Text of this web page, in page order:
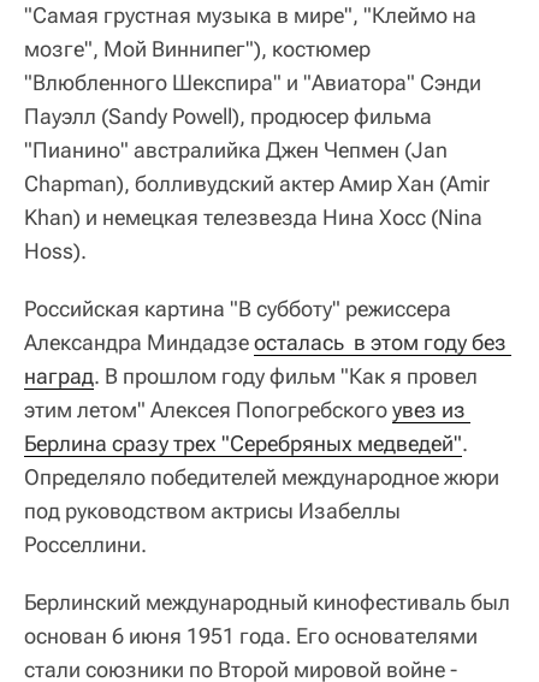
"Самая грустная музыка в мире", "Клеймо на
мозге", Мой Виннипег"), костюмер
"Влюбленного Шекспира" и "Авиатора" Сэнди
Пауэлл (Sandy Powell), продюсер фильма
"Пианино" австралийка Джен Чепмен (Jan
Chapman), болливудский актер Амир Хан (Amir
Khan) и немецкая телезвезда Нина Хосс (Nina
Hoss).
Российская картина "В субботу" режиссера
Александра Миндадзеосталась  в этом году без
наград. В прошлом году фильм "Как я провел
этим летом" Алексея Попогребскогоувез из
Берлина сразу трех "Серебряных медведей".
Определяло победителей международное жюри
под руководством актрисы Изабеллы
Росселлини.
Берлинский международный кинофестиваль был
основан 6 июня 1951 года. Его основателями
стали союзники по Второй мировой войне -